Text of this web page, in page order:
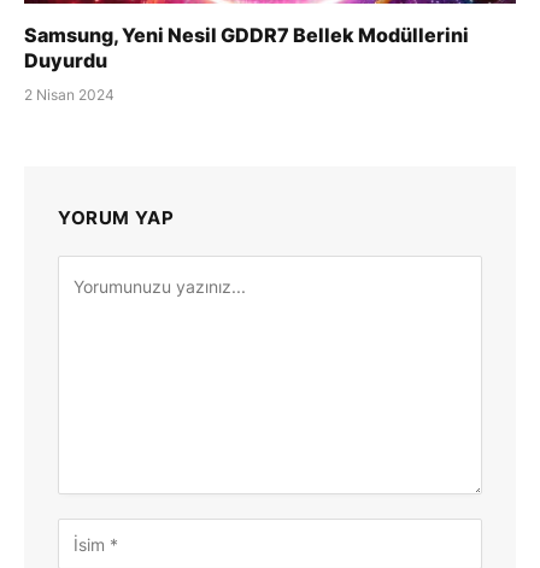
Samsung, Yeni Nesil GDDR7 Bellek Modüllerini
Duyurdu
2 Nisan 2024
YORUM YAP